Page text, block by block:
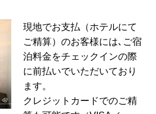
現地でお支払（ホテルにて
ご精算）のお客様には､ご宿
泊料金をチェックインの際
に前払いでいただいており
ます。
クレジットカードでのご精